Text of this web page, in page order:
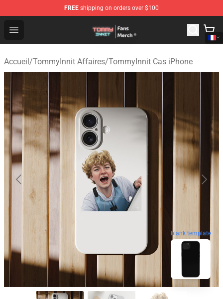
FREE shipping on orders over $100
Open menu
TommyInnit Store - Official TommyInnit Merchandise
Accueil/TommyInnit Affaires/TommyInnit Cas iPhone
blank template